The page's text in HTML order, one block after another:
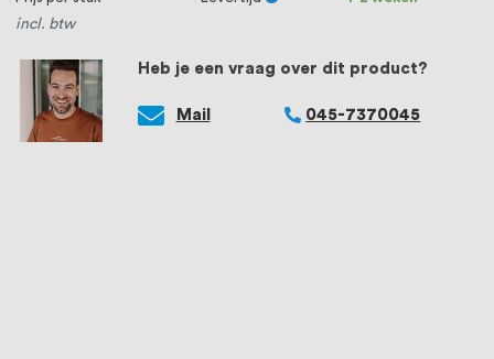
Heb je een vraag over dit product?
Mail 045-7370045
incl. btw